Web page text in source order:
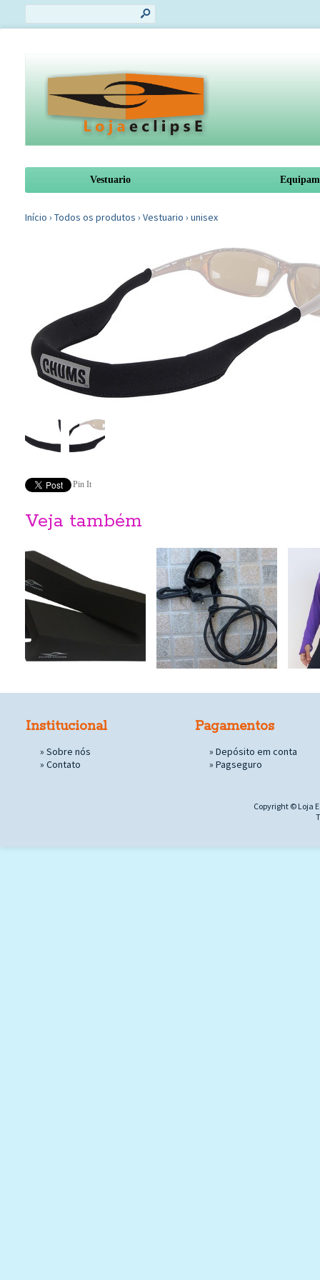
s
Vestuario
Início › Todos os produtos › Vestuario › unisex
Pin It
Veja também
Institucional
» Sobre nós
» Contato
Pagamentos
» Depósito em conta
» Pagseguro
Copyright © Loja